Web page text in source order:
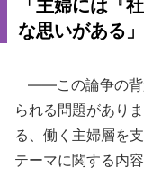
「主婦には『
な思いがある」
――この論争の背
られる問題があり
る、働く主婦層を
テーマに関する内